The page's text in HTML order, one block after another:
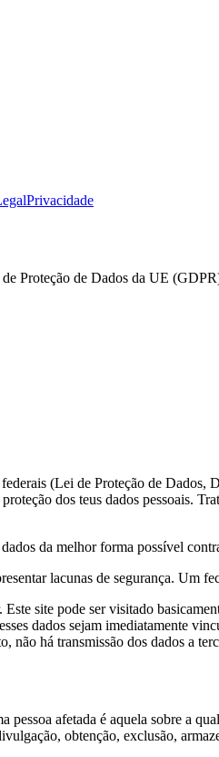
Privacidade
Proteção de Dados da UE
(Lei de Proteção de Dados,
dos teus dados pessoais.
da melhor forma possível
lacunas de segurança. Um
site pode ser visitado
dados sejam imediatamente
não há transmissão dos dados a
afetada é aquela sobre a
obtenção, exclusão,